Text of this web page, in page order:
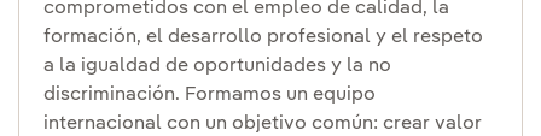
comprometidos con el empleo de calidad, la
formación, el desarrollo profesional y el respeto
a la igualdad de oportunidades y la no
discriminación. Formamos un equipo
internacional con un objetivo común: crear valor